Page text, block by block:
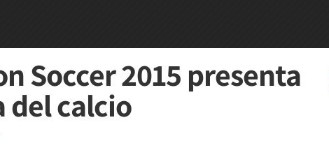
Soccer 2015 presenta
del calcio